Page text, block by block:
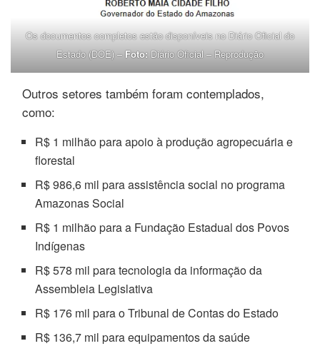
Os documentos completos estão disponíveis no Diário Oficial do
Estado (DOE) –Foto: Diário Oficial – Reprodução
Outros setores também foram contemplados,
como:
R$ 1 milhão para apoio à produção agropecuária e
florestal
R$ 986,6 mil para assistência social no programa
Amazonas Social
R$ 1 milhão para a Fundação Estadual dos Povos
Indígenas
R$ 578 mil para tecnologia da informação da
Assembleia Legislativa
R$ 176 mil para o Tribunal de Contas do Estado
R$ 136,7 mil para equipamentos da saúde